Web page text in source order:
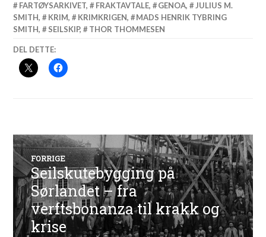
FARTØYSARKIVET, FRAKTAVTALE, GENOA,
JULIUS M.
SMITH, KRIM, KRIMKRIGEN,
MADS HENRIK TYBRING
SMITH, SEILSKIP, THOR THOMMESEN
DEL DETTE:
Innleggsnavigasjon
FORRIGE
Forrige
innlegg:
Seilskutebygging på
Sørlandet – fra
verftsbonanza til krakk og
krise